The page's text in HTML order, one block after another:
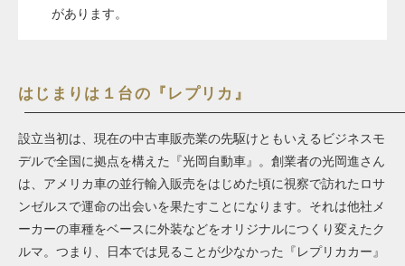
があります。
はじまりは１台の『レプリカ』
設立当初は、現在の中古車販売業の先駆けともいえるビジネスモ
デルで全国に拠点を構えた『光岡自動車』。創業者の光岡進さん
は、アメリカ車の並行輸入販売をはじめた頃に視察で訪れたロサ
ンゼルスで運命の出会いを果たすことになります。それは他社メ
ーカーの車種をベースに外装などをオリジナルにつくり変えたク
ルマ。つまり、日本では見ることが少なかった『レプリカカー』